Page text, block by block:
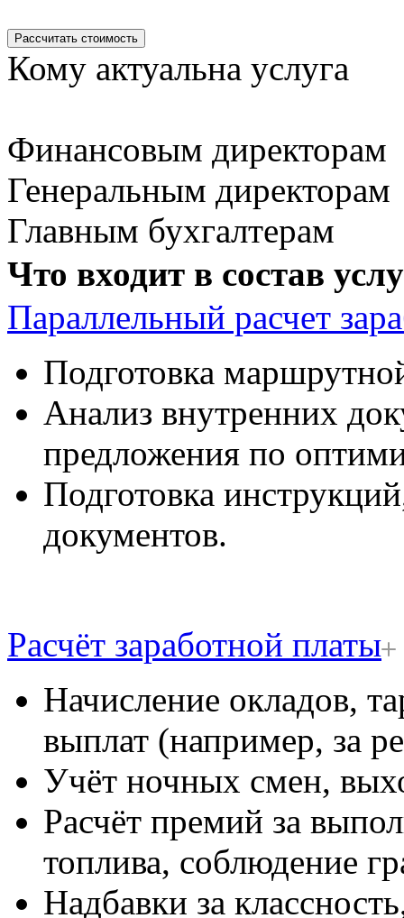
Рассчитать стоимость
Кому актуальна услуга
Финансовым директорам
Генеральным директорам
Главным бухгалтерам
Что входит в состав
Параллельный расчет
Подготовка
Анализ внутренних
предложения по
Подготовка
документов.
Расчёт заработной платы
Начисление окладов,
выплат (например, за
Учёт ночных смен,
Расчёт премий за
топлива, соблюдение
Надбавки за